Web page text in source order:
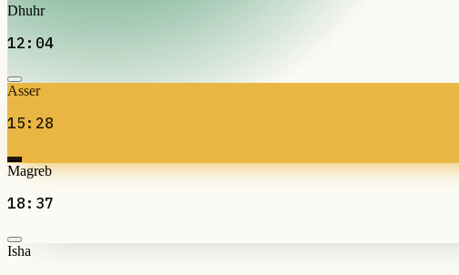
Dhuhr
12:04
Asser
15:28
Magreb
18:37
Isha